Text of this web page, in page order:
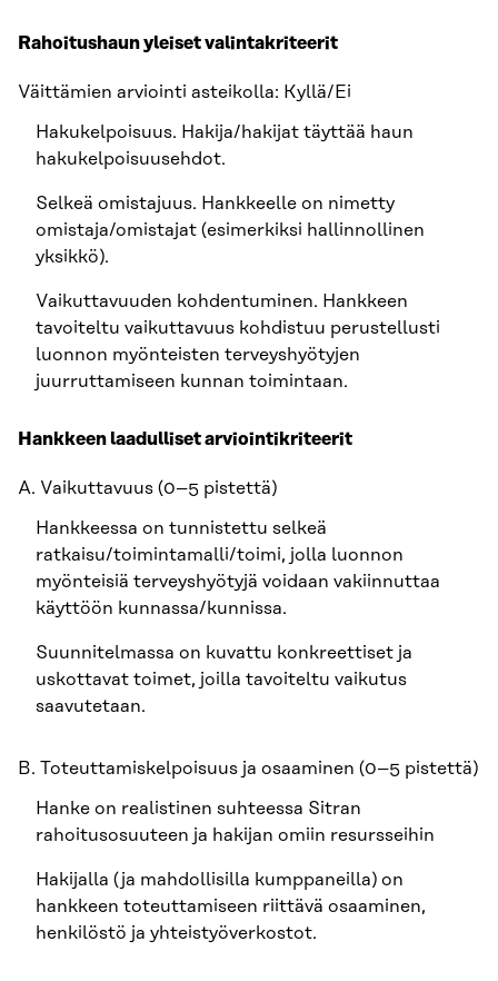
Rahoitushaun yleiset valintakriteerit
Väittämien arviointi asteikolla: Kyllä/Ei
Hakukelpoisuus. Hakija/hakijat täyttää haun
hakukelpoisuusehdot.
Selkeä omistajuus. Hankkeelle on nimetty
omistaja/omistajat (esimerkiksi hallinnollinen
yksikkö).
Vaikuttavuuden kohdentuminen. Hankkeen
tavoiteltu vaikuttavuus kohdistuu perustellusti
luonnon myönteisten terveyshyötyjen
juurruttamiseen kunnan toimintaan.
Hankkeen laadulliset arviointikriteerit
A. Vaikuttavuus (0–5 pistettä)
Hankkeessa on tunnistettu selkeä
ratkaisu/toimintamalli/toimi, jolla luonnon
myönteisiä terveyshyötyjä voidaan vakiinnuttaa
käyttöön kunnassa/kunnissa.
Suunnitelmassa on kuvattu konkreettiset ja
uskottavat toimet, joilla tavoiteltu vaikutus
saavutetaan.
B. Toteuttamiskelpoisuus ja osaaminen (0–5 pistettä)
Hanke on realistinen suhteessa Sitran
rahoitusosuuteen ja hakijan omiin resursseihin
Hakijalla (ja mahdollisilla kumppaneilla) on
hankkeen toteuttamiseen riittävä osaaminen,
henkilöstö ja yhteistyöverkostot.